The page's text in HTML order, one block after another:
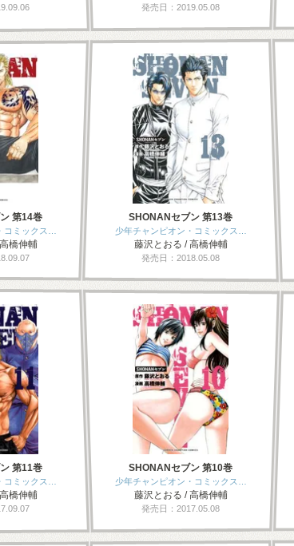
発売日：2019.05.08
第14巻
コミックス…
橋伸輔
SHONANセブン 第13巻
少年チャンピオン・コミックス…
藤沢とおる / 高橋伸輔
発売日：2018.05.08
第11巻
コミックス…
橋伸輔
SHONANセブン 第10巻
少年チャンピオン・コミックス…
藤沢とおる / 高橋伸輔
発売日：2017.05.08